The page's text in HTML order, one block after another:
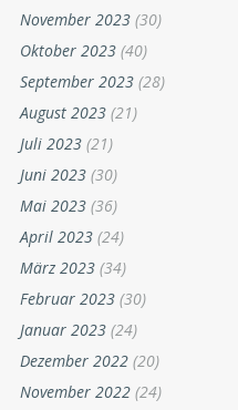
November 2023 (30)
Oktober 2023 (40)
September 2023 (28)
August 2023 (21)
Juli 2023 (21)
Juni 2023 (30)
Mai 2023 (36)
April 2023 (24)
März 2023 (34)
Februar 2023 (30)
Januar 2023 (24)
Dezember 2022 (20)
November 2022 (24)